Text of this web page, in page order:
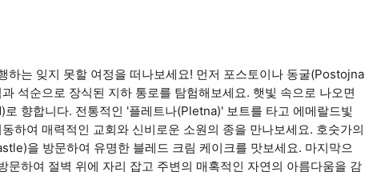
하는 잊지 못할 여정을 떠나보세요! 먼저 포스토이나 동굴(Postojna
석순으로 장식된 지하 통로를 탐험해보세요. 햇빛 속으로 나오면
향합니다. 전통적인 '플레트나(Pletna)' 보트를 타고 에메랄드빛
하여 매력적인 교회와 신비로운 소원의 종을 만나보세요. 호숫가의
을 방문하여 유명한 블레드 크림 케이크를 맛보세요. 마지막으
문하여 절벽 위에 자리 잡고 주변의 매혹적인 자연의 아름다움을 감